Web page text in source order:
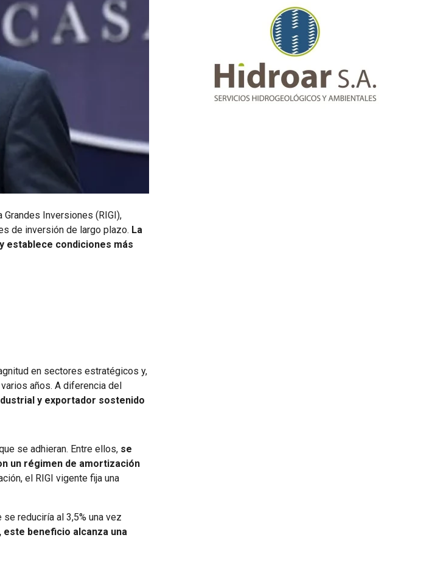
Inversiones (RIGI),
de inversión de largo plazo. La
establece condiciones más
en sectores estratégicos y,
años. A diferencia del
y exportador sostenido
se adhieran. Entre ellos, se
un régimen de amortización
el RIGI vigente fija una
reduciría al 3,5% una vez
este beneficio alcanza una